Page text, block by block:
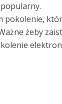
pokolenie,
żeby